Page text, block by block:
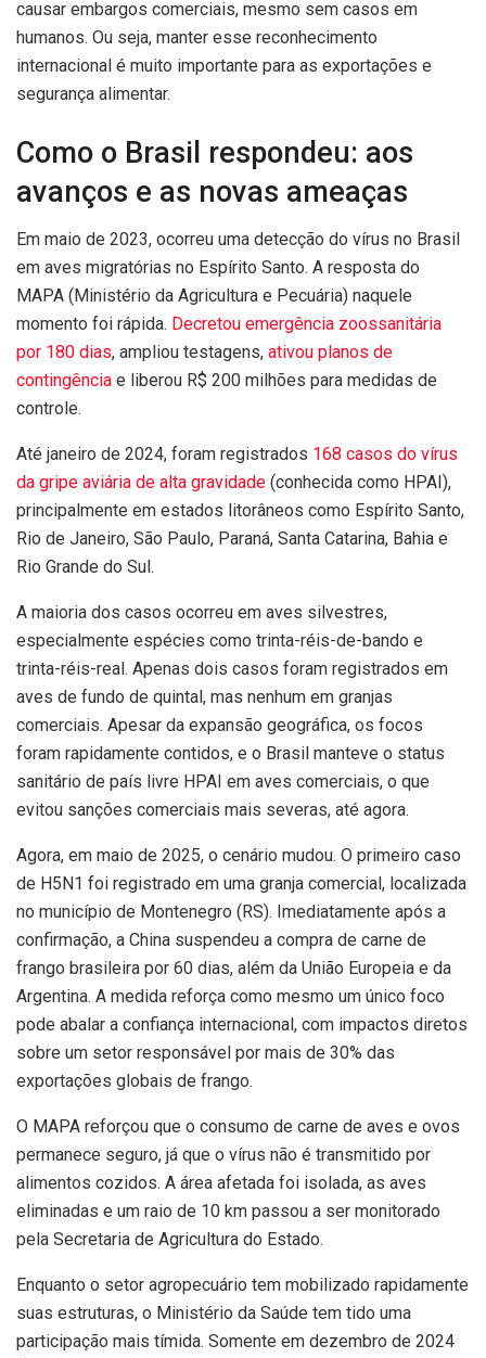
causar embargos comerciais, mesmo sem casos em
humanos. Ou seja, manter esse reconhecimento
internacional é muito importante para as exportações e
segurança alimentar.
Como o Brasil respondeu: aos
avanços e as novas ameaças
Em maio de 2023, ocorreu uma detecção do vírus no Brasil
em aves migratórias no Espírito Santo. A resposta do
MAPA (Ministério da Agricultura e Pecuária) naquele
momento foi rápida. Decretou emergência zoossanitária
por 180 dias, ampliou testagens, ativou planos de
contingência e liberou R$ 200 milhões para medidas de
controle.
Até janeiro de 2024, foram registrados 168 casos do vírus
da gripe aviária de alta gravidade (conhecida como HPAI),
principalmente em estados litorâneos como Espírito Santo,
Rio de Janeiro, São Paulo, Paraná, Santa Catarina, Bahia e
Rio Grande do Sul.
A maioria dos casos ocorreu em aves silvestres,
especialmente espécies como trinta-réis-de-bando e
trinta-réis-real. Apenas dois casos foram registrados em
aves de fundo de quintal, mas nenhum em granjas
comerciais. Apesar da expansão geográfica, os focos
foram rapidamente contidos, e o Brasil manteve o status
sanitário de país livre HPAI em aves comerciais, o que
evitou sanções comerciais mais severas, até agora.
Agora, em maio de 2025, o cenário mudou. O primeiro caso
de H5N1 foi registrado em uma granja comercial, localizada
no município de Montenegro (RS). Imediatamente após a
confirmação, a China suspendeu a compra de carne de
frango brasileira por 60 dias, além da União Europeia e da
Argentina. A medida reforça como mesmo um único foco
pode abalar a confiança internacional, com impactos diretos
sobre um setor responsável por mais de 30% das
exportações globais de frango.
O MAPA reforçou que o consumo de carne de aves e ovos
permanece seguro, já que o vírus não é transmitido por
alimentos cozidos. A área afetada foi isolada, as aves
eliminadas e um raio de 10 km passou a ser monitorado
pela Secretaria de Agricultura do Estado.
Enquanto o setor agropecuário tem mobilizado rapidamente
suas estruturas, o Ministério da Saúde tem tido uma
participação mais tímida. Somente em dezembro de 2024